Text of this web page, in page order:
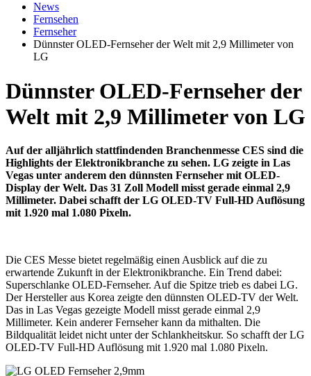
News
Fernsehen
Fernseher
Dünnster OLED-Fernseher der Welt mit 2,9 Millimeter von
LG
Dünnster OLED-Fernseher der
Welt mit 2,9 Millimeter von LG
Auf der alljährlich stattfindenden Branchenmesse CES sind die
Highlights der Elektronikbranche zu sehen. LG zeigte in Las
Vegas unter anderem den dünnsten Fernseher mit OLED-
Display der Welt. Das 31 Zoll Modell misst gerade einmal 2,9
Millimeter. Dabei schafft der LG OLED-TV Full-HD Auflösung
mit 1.920 mal 1.080 Pixeln.
Die CES Messe bietet regelmäßig einen Ausblick auf die zu
erwartende Zukunft in der Elektronikbranche. Ein Trend dabei:
Superschlanke OLED-Fernseher. Auf die Spitze trieb es dabei LG.
Der Hersteller aus Korea zeigte den dünnsten OLED-TV der Welt.
Das in Las Vegas gezeigte Modell misst gerade einmal 2,9
Millimeter. Kein anderer Fernseher kann da mithalten. Die
Bildqualität leidet nicht unter der Schlankheitskur. So schafft der LG
OLED-TV Full-HD Auflösung mit 1.920 mal 1.080 Pixeln.